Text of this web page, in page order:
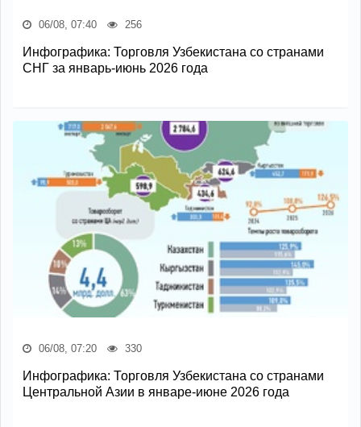
06/08, 07:40 256
Инфографика: Торговля Узбекистана со странами
СНГ за январь-июнь 2026 года
06/08, 07:20 330
Инфографика: Торговля Узбекистана со странами
Центральной Азии в январе-июне 2026 года